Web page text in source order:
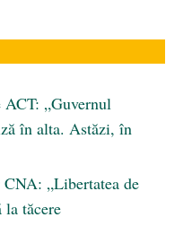
„Guvernul
în alta. Astăzi, în
„Libertatea de
la tăcere